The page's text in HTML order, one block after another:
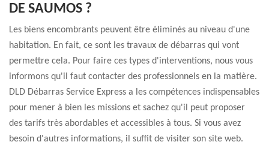
DE SAUMOS ?
Les biens encombrants peuvent être éliminés au niveau d'une
habitation. En fait, ce sont les travaux de débarras qui vont
permettre cela. Pour faire ces types d'interventions, nous vous
informons qu'il faut contacter des professionnels en la matière.
DLD Débarras Service Express a les compétences indispensables
pour mener à bien les missions et sachez qu'il peut proposer
des tarifs très abordables et accessibles à tous. Si vous avez
besoin d'autres informations, il suffit de visiter son site web.